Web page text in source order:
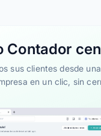
Contador
sus clientes desde
en un clic, sin